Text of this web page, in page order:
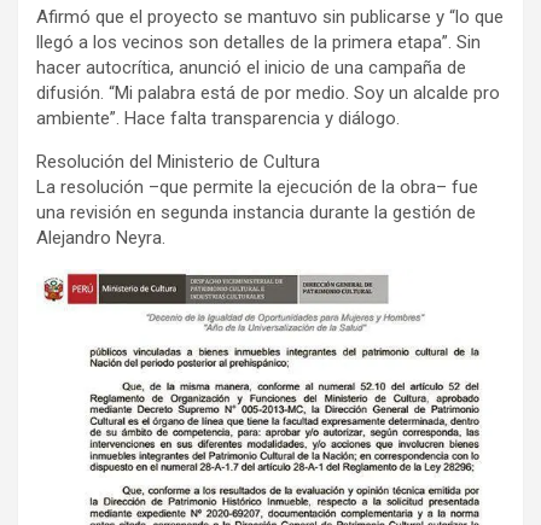
Afirmó que el proyecto se mantuvo sin publicarse y “lo que
llegó a los vecinos son detalles de la primera etapa”. Sin
hacer autocrítica, anunció el inicio de una campaña de
difusión. “Mi palabra está de por medio. Soy un alcalde pro
ambiente”. Hace falta transparencia y diálogo.
Resolución del Ministerio de Cultura
La resolución –que permite la ejecución de la obra– fue
una revisión en segunda instancia durante la gestión de
Alejandro Neyra.